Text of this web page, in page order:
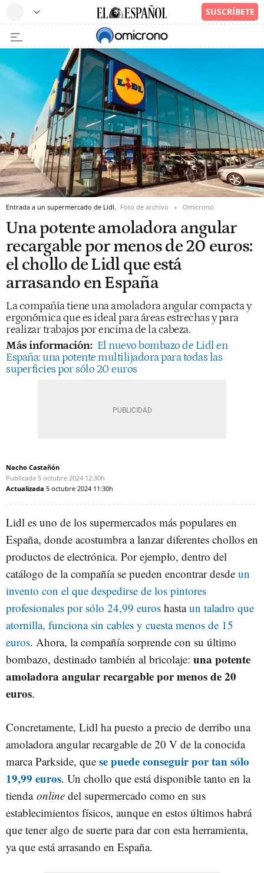
Entrada a un supermercado de Lidl. Foto de archivo Omicrono
Una potente amoladora angular
recargable por menos de 20 euros:
el chollo de Lidl que está
arrasando en España
La compañía tiene una amoladora angular compacta y
ergonómica que es ideal para áreas estrechas y para
realizar trabajos por encima de la cabeza.
Más información: El nuevo bombazo de Lidl en
España: una potente multilijadora para todas las
superficies por sólo 20 euros
Nacho Castañón
Publicada 5 octubre 2024 12:30h
Actualizada 5 octubre 2024 11:30h
Lidl es uno de los supermercados más populares en
España, donde acostumbra a lanzar diferentes chollos en
productos de electrónica. Por ejemplo, dentro del
catálogo de la compañía se pueden encontrar desde un
invento con el que despedirse de los pintores
profesionales por sólo 24,99 euros hastaun taladro que
atornilla, funciona sin cables y cuesta menos de 15
euros. Ahora, la compañía sorprende con su último
bombazo, destinado también al bricolaje: una potente
amoladora angular recargable por menos de 20
euros.
Concretamente, Lidl ha puesto a precio de derribo una
amoladora angular recargable de 20 V de la conocida
marca Parkside, que se puede conseguir por tan sólo
19,99 euros. Un chollo que está disponible tanto en la
tienda online del supermercado como en sus
establecimientos físicos, aunque en estos últimos habrá
que tener algo de suerte para dar con esta herramienta,
ya que está arrasando en España.